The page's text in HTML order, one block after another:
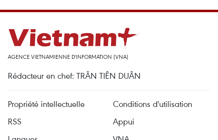
AGENCE VIETNAMIENNE D'INFORMATION (VNA)
Rédacteur en chef: TRÂN TIÊN DUÂN
Propriété intellectuelle
Conditions d'utilisation
RSS
Appui